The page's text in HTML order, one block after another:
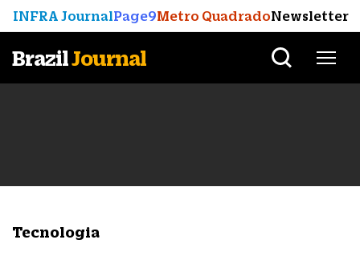
INFRA JournalPage9Metro QuadradoNewsletter
BrazilJournal
Tecnologia